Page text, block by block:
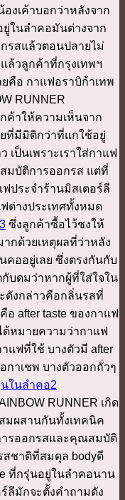
องเค้าบอกว่าหลังจาก
ในลำคอมันต่างจาก
รสแล้วตอนปลายไม่
ล้วลูกค้าที่กรุงเทพฯ
คือ กาแฟอราบิก้าเทพ
RUNNER
ค้าให้ความเห็นจาก
ที่มีมิติกว่าที่แกใช้อยู่
ป็นเพราะเราใส่กาแฟ
มบัติการออกรส แต่ที่
ประจำร้านมิสเตอร์ลี
ฟต่างประเทศทั้งหมด
ซึ่งลูกค้าซื้อไว้ชงให้
ด้วยเหตุผลที่ว่าหลัง
ออยู่เลย ซึ่งตรงกันกับ
บดมว่าหากผู้ที่ใส่ใจใน
ดังกล่าวคือกลิ่นรสที่
after taste ของกาแฟ
ด้หมายความว่ากาแฟ
แฟที่ใช้ บางตัวมี after
กาเชพ บางตัวออกถั่วๆ
RUNNER เกิด
มผสานกันทั้งเทคนิค
รออกรสและคุณสมบัติ
สชาติที่สมดุล bodyดี
ที่กรุ่นอยู่ในลำคอนาน
ลีมักจะตั้งคำถามดัง